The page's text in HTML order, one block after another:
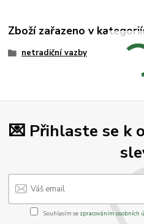
Zboží zařazeno v
netradiční vazby
💌 Přihlaste se k
Souhlasím se zpracováním osobních